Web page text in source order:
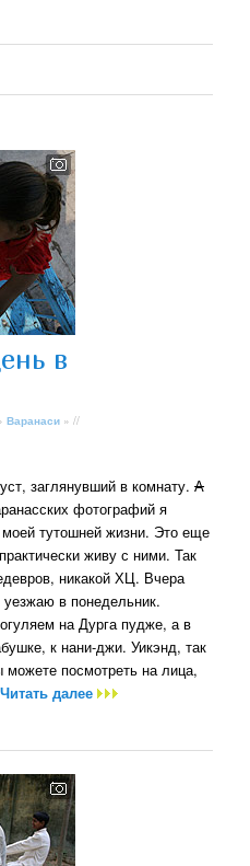
в
Варанаси » //
заглянувший в комнату.А
фотографий я
тутошней жизни. Это еще
живу с ними. Так
никакой ХЦ. Вчера
в понедельник.
на Дурга пудже, а в
к нани-джи. Уикэнд, так
посмотреть на лица,
Читать далее